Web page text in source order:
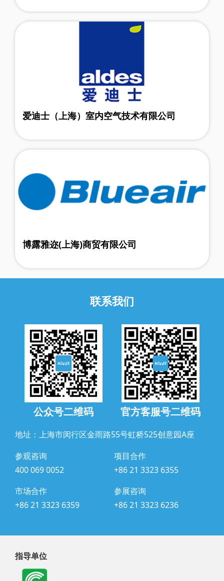
爱迪士（上海）室内空气技术有限公司
博露雅迩(上海)商贸有限公司
联系我们
公众号二维码 官方客服号二维码
地址：上海市闵行区金雨路55号虹桥525创意园A座
参观咨询
400 069 0052
项目合作
+86 21 3323 6355
市场合作
+86 21 3323 6359
参展咨询
+86 21 3323 6236
指导单位